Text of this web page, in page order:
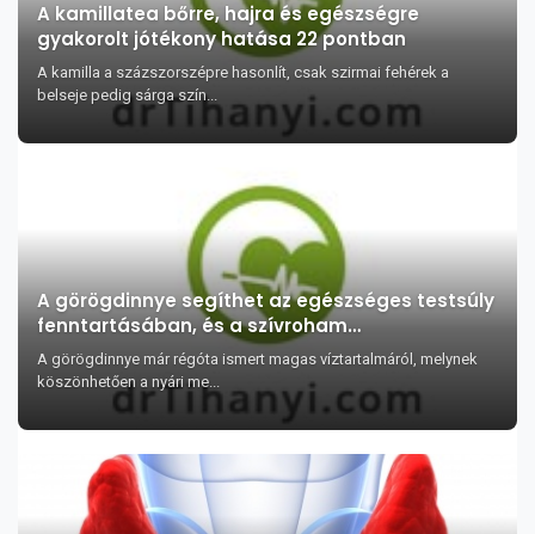
A kamillatea bőrre, hajra és egészségre
gyakorolt jótékony hatása 22 pontban
A kamilla a százszorszépre hasonlít, csak szirmai fehérek a
belseje pedig sárga szín...
A görögdinnye segíthet az egészséges testsúly
fenntartásában, és a szívroham
megelőzésében?
A görögdinnye már régóta ismert magas víztartalmáról, melynek
köszönhetően a nyári me...